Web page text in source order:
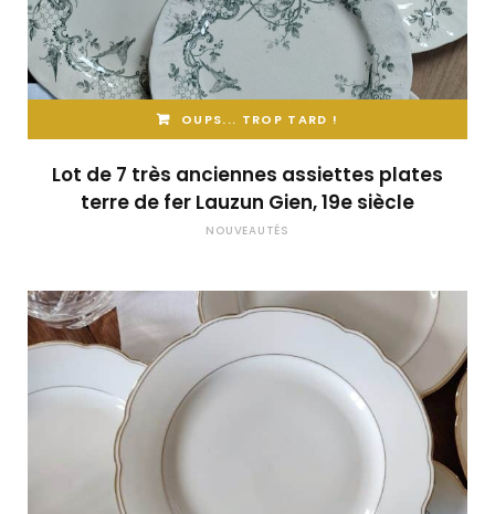
OUPS... TROP TARD !
Lot de 7 très anciennes assiettes plates
terre de fer Lauzun Gien, 19e siècle
NOUVEAUTÉS